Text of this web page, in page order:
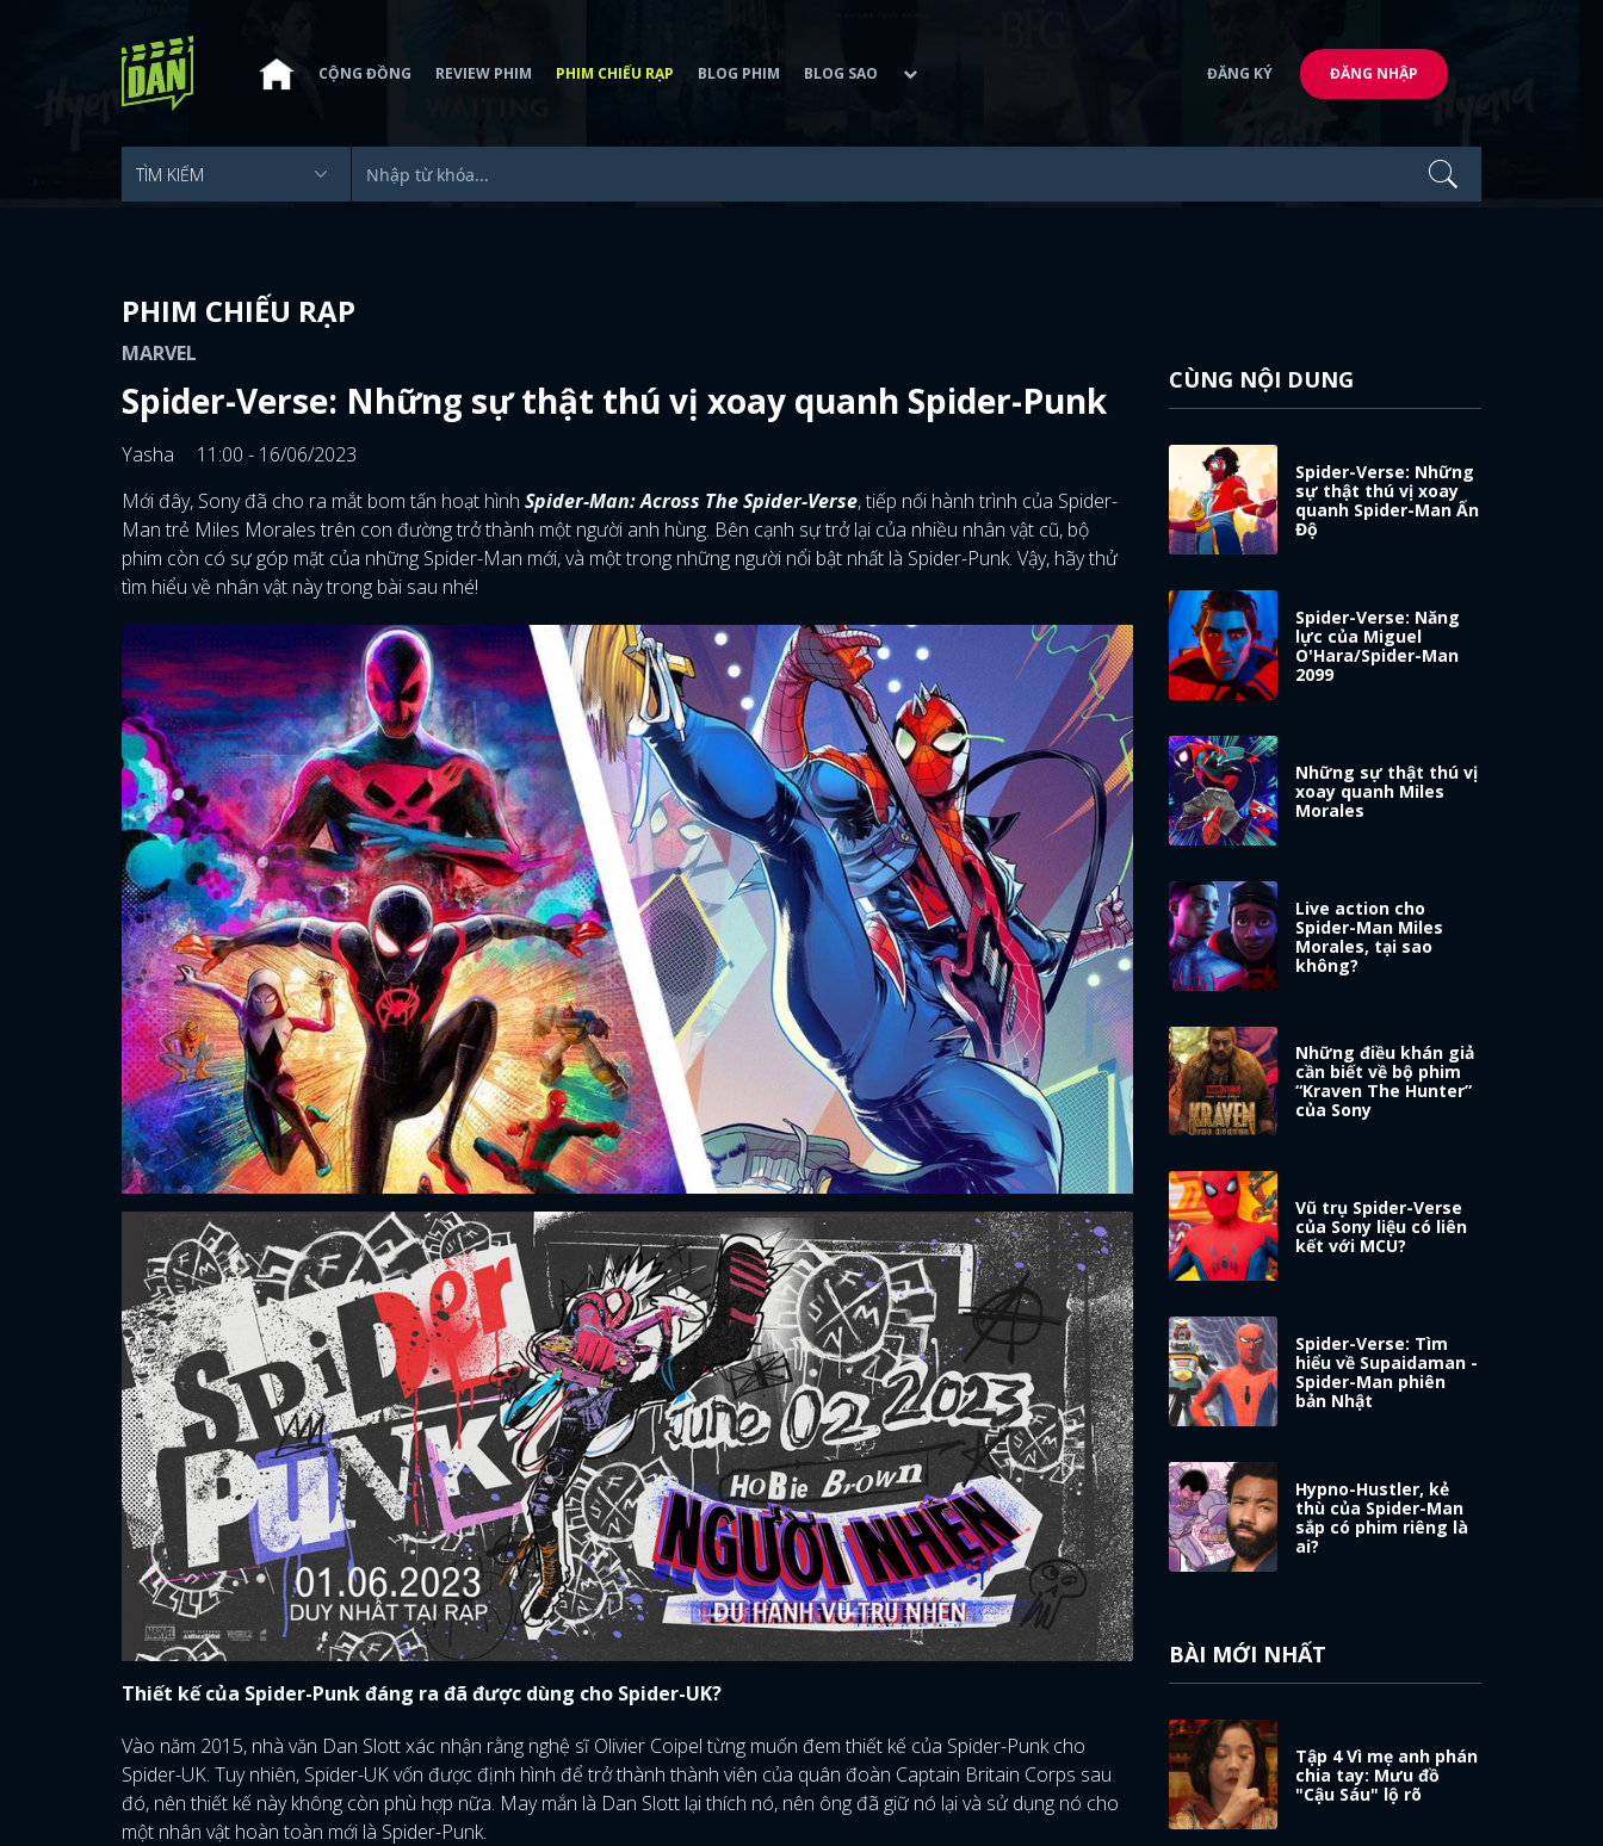
CỘNG ĐỒNG REVIEW PHIM PHIM CHIẾU RẠP BLOG PHIM BLOG SAO ĐĂNG KÝ ĐĂNG NHẬP
PHIM CHIẾU RẠP
MARVEL
Spider-Verse: Những sự thật thú vị xoay quanh Spider-Punk
Yasha
11:00 - 16/06/2023
Mới đây, Sony đã cho ra mắt bom tấn hoạt hình Spider-Man: Across The Spider-Verse, tiếp nối hành trình của Spider-
Man trẻ Miles Morales trên con đường trở thành một người anh hùng. Bên cạnh sự trở lại của nhiều nhân vật cũ, bộ
phim còn có sự góp mặt của những Spider-Man mới, và một trong những người nổi bật nhất là Spider-Punk. Vậy, hãy thử
tìm hiểu về nhân vật này trong bài sau nhé!
Thiết kế của Spider-Punk đáng ra đã được dùng cho Spider-UK?
Vào năm 2015, nhà văn Dan Slott xác nhận rằng nghệ sĩ Olivier Coipel từng muốn đem thiết kế của Spider-Punk cho
Spider-UK. Tuy nhiên, Spider-UK vốn được định hình để trở thành thành viên của quân đoàn Captain Britain Corps sau
đó, nên thiết kế này không còn phù hợp nữa. May mắn là Dan Slott lại thích nó, nên ông đã giữ nó lại và sử dụng nó cho
một nhân vật hoàn toàn mới là Spider-Punk.
CÙNG NỘI DUNG
Spider-Verse: Những
sự thật thú vị xoay
quanh Spider-Man Ấn
Độ
Spider-Verse: Năng
lực của Miguel
O'Hara/Spider-Man
2099
Những sự thật thú vị
xoay quanh Miles
Morales
Live action cho
Spider-Man Miles
Morales, tại sao
không?
Những điều khán giả
cần biết về bộ phim
“Kraven The Hunter”
của Sony
Vũ trụ Spider-Verse
của Sony liệu có liên
kết với MCU?
Spider-Verse: Tìm
hiểu về Supaidaman -
Spider-Man phiên
bản Nhật
Hypno-Hustler, kẻ
thù của Spider-Man
sắp có phim riêng là
ai?
BÀI MỚI NHẤT
Tập 4 Vì mẹ anh phán
chia tay: Mưu đồ
"Cậu Sáu" lộ rõ